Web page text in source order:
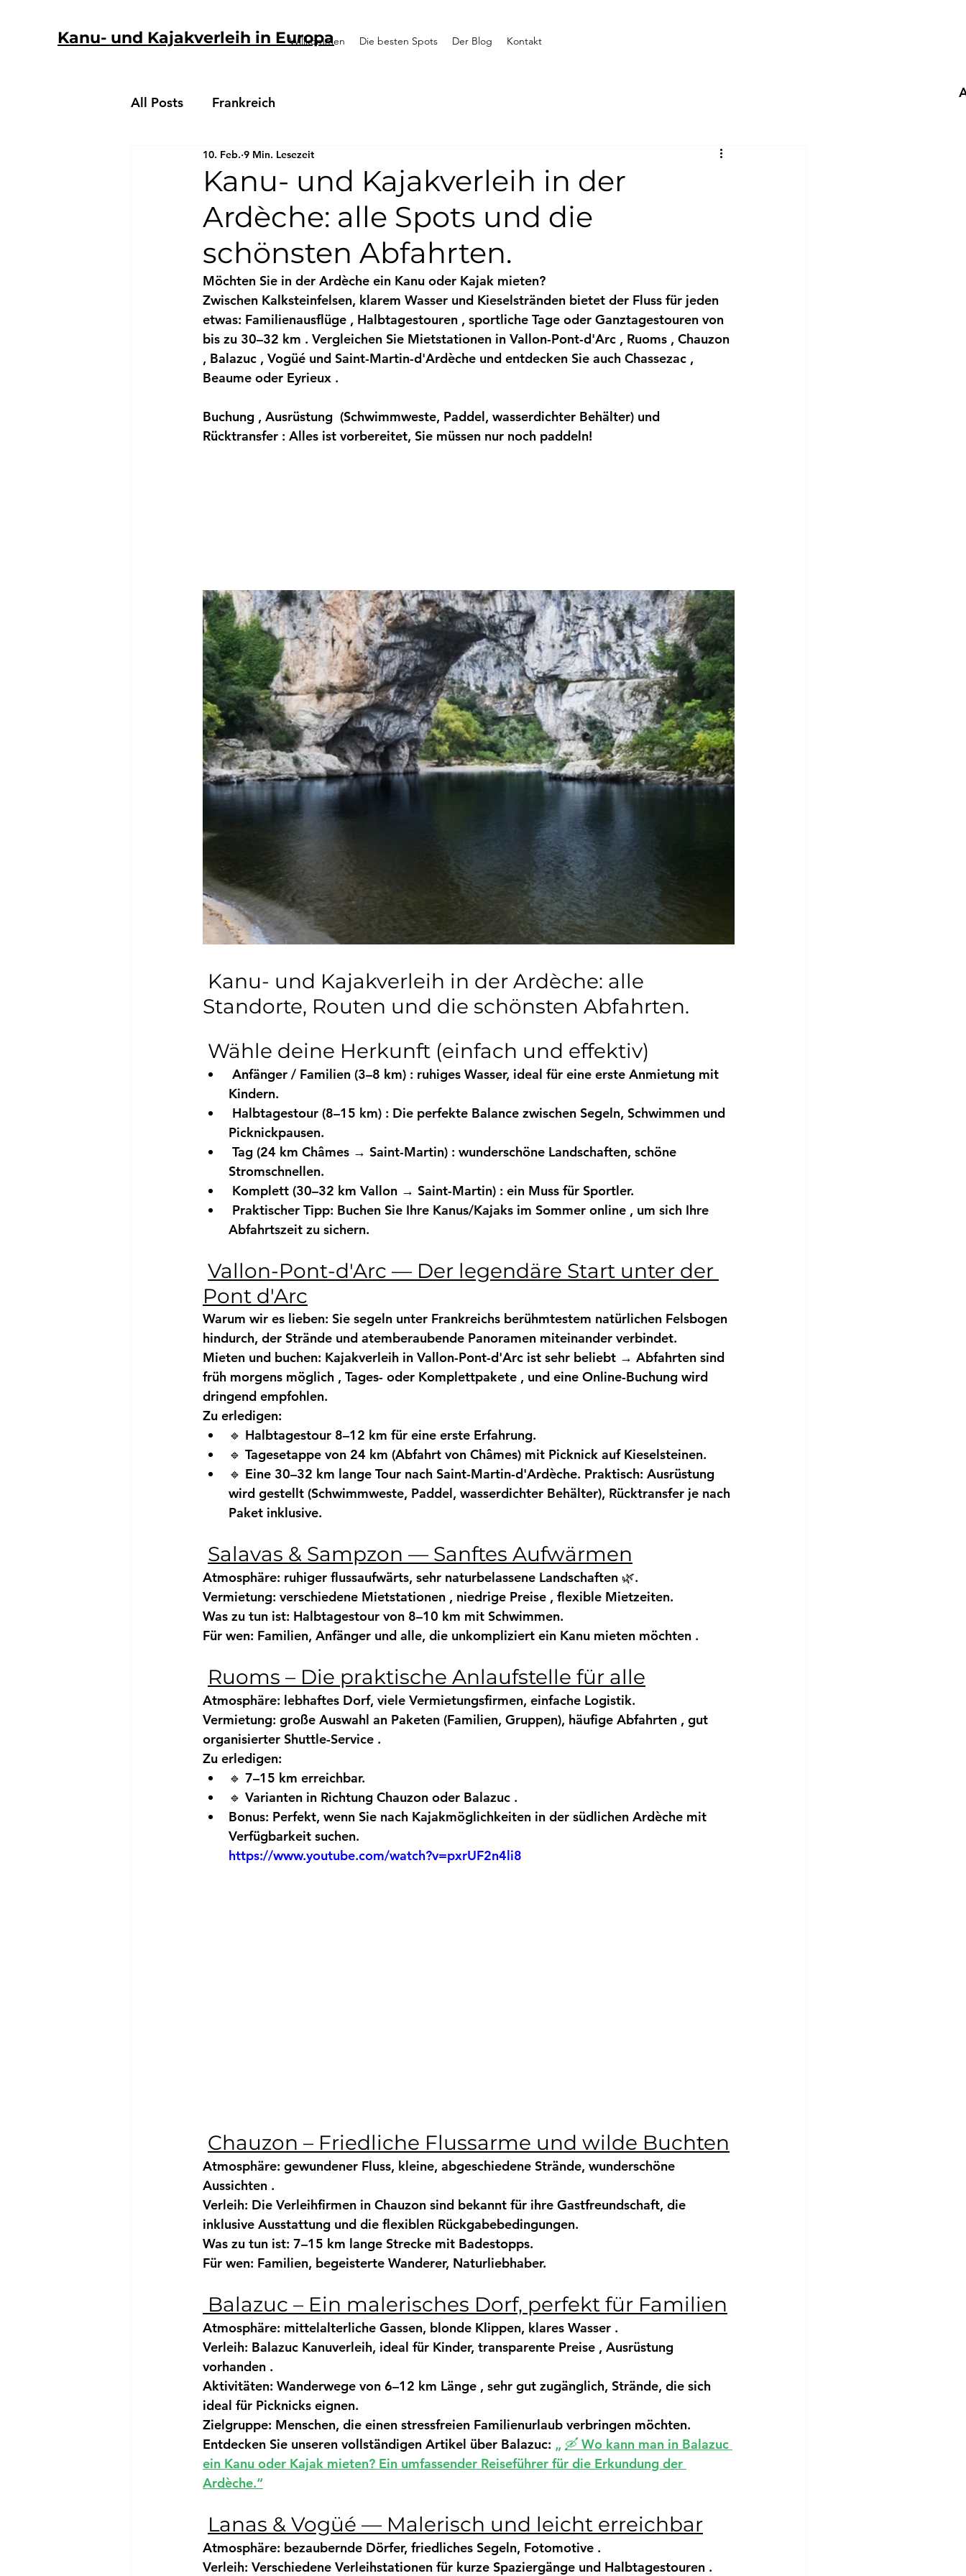
Kanu- und Kajakverleih in Europa
Willkommen Die besten Spots Der Blog Kontakt
All Posts Frankreich
Kanu- und Kajakverleih in der
Ardèche: alle Spots und die
schönsten Abfahrten.
10. Feb. 9 Min. Lesezeit
Möchten Sie in der Ardèche ein Kanu oder Kajak mieten?
Zwischen Kalksteinfelsen, klarem Wasser und Kieselstränden bietet der Fluss für jeden
etwas: Familienausflüge , Halbtagestouren , sportliche Tage oder Ganztagestouren von
bis zu 30–32 km . Vergleichen Sie Mietstationen in Vallon-Pont-d'Arc , Ruoms , Chauzon
, Balazuc , Vogüé und Saint-Martin-d'Ardèche und entdecken Sie auch Chassezac ,
Beaume oder Eyrieux .
Buchung , Ausrüstung
  (Schwimmweste, Paddel, wasserdichter Behälter) und
Rücktransfer : Alles ist vorbereitet, Sie müssen nur noch paddeln!
Standorte, Routen und die schönsten Abfahrten.
Wähle deine Herkunft (einfach und effektiv)
Anfänger / Familien (3–8 km) : ruhiges Wasser, ideal für eine erste Anmietung mit
Kindern.
Halbtagestour (8–15 km) : Die perfekte Balance zwischen Segeln, Schwimmen und
Picknickpausen.
Tag (24 km Châmes → Saint-Martin) : wunderschöne Landschaften, schöne
Stromschnellen.
Komplett (30–32 km Vallon → Saint-Martin) : ein Muss für Sportler.
Praktischer Tipp: Buchen Sie Ihre Kanus/Kajaks im Sommer online , um sich Ihre
Abfahrtszeit zu sichern.
Vallon-Pont-d'Arc — Der legendäre Start unter der
Pont d'Arc
Warum wir es lieben: Sie segeln unter Frankreichs berühmtestem natürlichen Felsbogen
hindurch, der Strände und atemberaubende Panoramen miteinander verbindet.
Mieten und buchen: Kajakverleih in Vallon-Pont-d'Arc ist sehr beliebt → Abfahrten sind
früh morgens möglich , Tages- oder Komplettpakete , und eine Online-Buchung wird
dringend empfohlen.
Zu erledigen:
🔹 Halbtagestour 8–12 km für eine erste Erfahrung.
🔹 Tagesetappe von 24 km (Abfahrt von Châmes) mit Picknick auf Kieselsteinen.
🔹 Eine 30–32 km lange Tour nach Saint-Martin-d'Ardèche. Praktisch: Ausrüstung
wird gestellt (Schwimmweste, Paddel, wasserdichter Behälter), Rücktransfer je nach
Paket inklusive.
Salavas & Sampzon — Sanftes Aufwärmen
Atmosphäre: ruhiger flussaufwärts, sehr naturbelassene Landschaften 🌿.
Vermietung: verschiedene Mietstationen , niedrige Preise , flexible Mietzeiten.
Was zu tun ist: Halbtagestour von 8–10 km mit Schwimmen.
Für wen: Familien, Anfänger und alle, die unkompliziert ein Kanu mieten möchten .
Ruoms – Die praktische Anlaufstelle für alle
Atmosphäre: lebhaftes Dorf, viele Vermietungsfirmen, einfache Logistik.
Vermietung: große Auswahl an Paketen (Familien, Gruppen), häufige Abfahrten , gut
organisierter Shuttle-Service .
Zu erledigen:
🔹 7–15 km erreichbar.
🔹 Varianten in Richtung Chauzon oder Balazuc .
Bonus: Perfekt, wenn Sie nach Kajakmöglichkeiten in der südlichen Ardèche mit
Verfügbarkeit suchen.
https://www.youtube.com/watch?v=pxrUF2n4li8
Chauzon – Friedliche Flussarme und wilde Buchten
Atmosphäre: gewundener Fluss, kleine, abgeschiedene Strände, wunderschöne
Aussichten .
Verleih: Die Verleihfirmen in Chauzon sind bekannt für ihre Gastfreundschaft, die
inklusive Ausstattung und die flexiblen Rückgabebedingungen.
Was zu tun ist: 7–15 km lange Strecke mit Badestopps.
Für wen: Familien, begeisterte Wanderer, Naturliebhaber.
Balazuc – Ein malerisches Dorf, perfekt für Familien
Atmosphäre: mittelalterliche Gassen, blonde Klippen, klares Wasser .
Verleih: Balazuc Kanuverleih, ideal für Kinder, transparente Preise , Ausrüstung
vorhanden .
Aktivitäten: Wanderwege von 6–12 km Länge , sehr gut zugänglich, Strände, die sich
ideal für Picknicks eignen.
Zielgruppe: Menschen, die einen stressfreien Familienurlaub verbringen möchten.
Entdecken Sie unseren vollständigen Artikel über Balazuc: „ 🛶 Wo kann man in Balazuc
ein Kanu oder Kajak mieten? Ein umfassender Reiseführer für die Erkundung der
Ardèche.“
Lanas & Vogüé — Malerisch und leicht erreichbar
Atmosphäre: bezaubernde Dörfer, friedliches Segeln, Fotomotive .
Verleih: Verschiedene Verleihstationen für kurze Spaziergänge und Halbtagestouren .